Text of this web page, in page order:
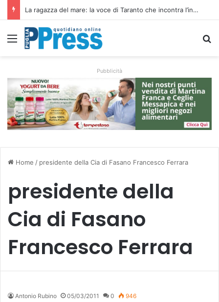
Siccità e caro gasolio colpiscono le campagne pugliesi: irrigare costa il 50,6% in più
Menu
Pubblicità
Home / presidente della Cia di Fasano Francesco Ferrara
presidente della
Cia di Fasano
Francesco Ferrara
Antonio Rubino 05/03/2011 0 946